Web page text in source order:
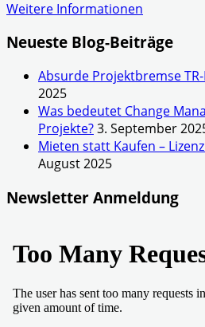
Weitere Informationen
Neueste Blog-Beiträge
Absurde Projektbremse TR-
2025
Was bedeutet Change
Projekte?3. September
Mieten statt Kaufen –
August 2025
Newsletter Anmeldung